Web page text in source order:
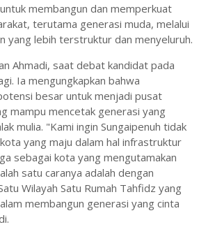
membangun dan memperkuat
terutama generasi muda, melalui
yang lebih terstruktur dan menyeluruh.
Ahmadi, saat debat kandidat pada
Ia mengungkapkan bahwa
besar untuk menjadi pusat
mampu mencetak generasi yang
mulia. "Kami ingin Sungaipenuh tidak
yang maju dalam hal infrastruktur
sebagai kota yang mengutamakan
satu caranya adalah dengan
Wilayah Satu Rumah Tahfidz yang
membangun generasi yang cinta